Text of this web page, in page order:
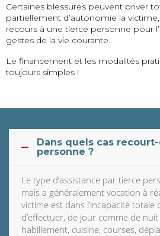
Certaines blessures peuvent priver
partiellement d’autonomie la
recours à une tierce personne pour
gestes de la vie courante.
Le financement et les modalités
toujours simples !
Dans quels cas
personne ?
Le type d’assistance par tierce
mais a généralement vocation à
victime est dans l’incapacité totale
d’effectuer, de jour comme de
habillement, cuisine, courses,